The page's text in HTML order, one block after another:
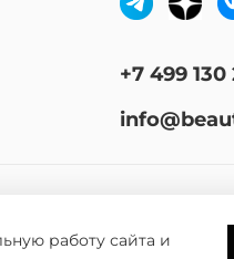
+7 499
работу сайта и